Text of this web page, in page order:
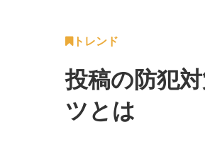
トレンド
投稿の防犯
ツとは